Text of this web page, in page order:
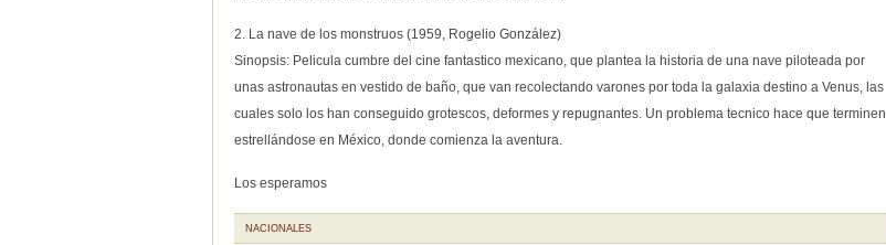
2. La nave de los monstruos (1959, Rogelio González)
Sinopsis: Pelicula cumbre del cine fantastico mexicano, que plantea la historia de una nave piloteada por
unas astronautas en vestido de baño, que van recolectando varones por toda la galaxia destino a Venus, las
cuales solo los han conseguido grotescos, deformes y repugnantes. Un problema tecnico hace que terminen
estrellándose en México, donde comienza la aventura.
Los esperamos
NACIONALES